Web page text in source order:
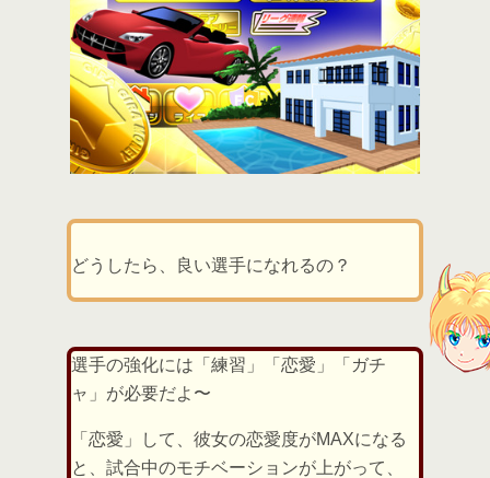
どうしたら、良い選手になれるの？
選手の強化には「練習」「恋愛」「ガチ
ャ」が必要だよ〜
「恋愛」して、彼女の恋愛度がMAXになる
と、試合中のモチベーションが上がって、